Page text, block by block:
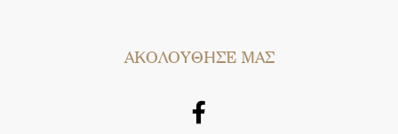
AΚΟΛΟΥΘΗΣΕ ΜΑΣ